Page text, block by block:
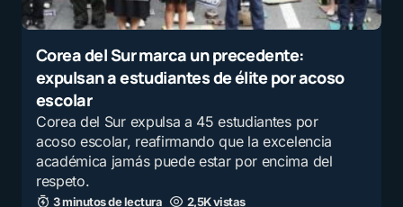
Corea del Sur marca un precedente:
expulsan a estudiantes de élite por acoso
escolar
Corea del Sur expulsa a 45 estudiantes por
acoso escolar, reafirmando que la excelencia
académica jamás puede estar por encima del
respeto.
3 minutos de lectura 2,5K vistas